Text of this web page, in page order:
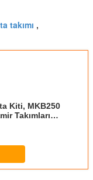
takımı ,
Kiti, MKB250
Takımları